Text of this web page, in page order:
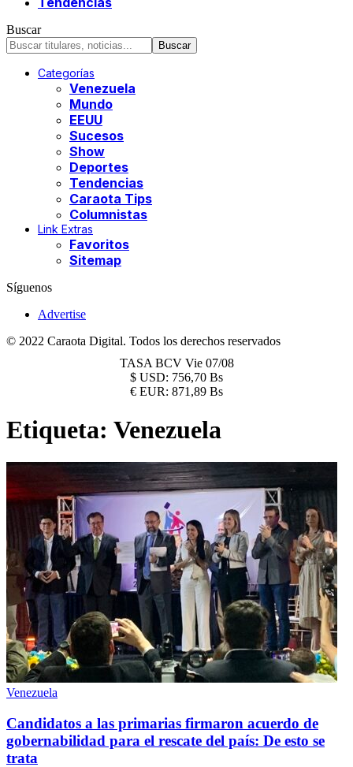
Buscar
Categorías
Venezuela
Mundo
EEUU
Sucesos
Show
Deportes
Tendencias
Caraota Tips
Columnistas
Link Extras
Favoritos
Sitemap
Síguenos
Advertise
© 2022 Caraota Digital. Todos los derechos reservados
TASA BCV Vie 07/08
$ USD: 756,70 Bs
€ EUR: 871,89 Bs
Etiqueta: Venezuela
Venezuela
Candidatos a las primarias firmaron acuerdo de
gobernabilidad para el rescate del país: De esto se
trata